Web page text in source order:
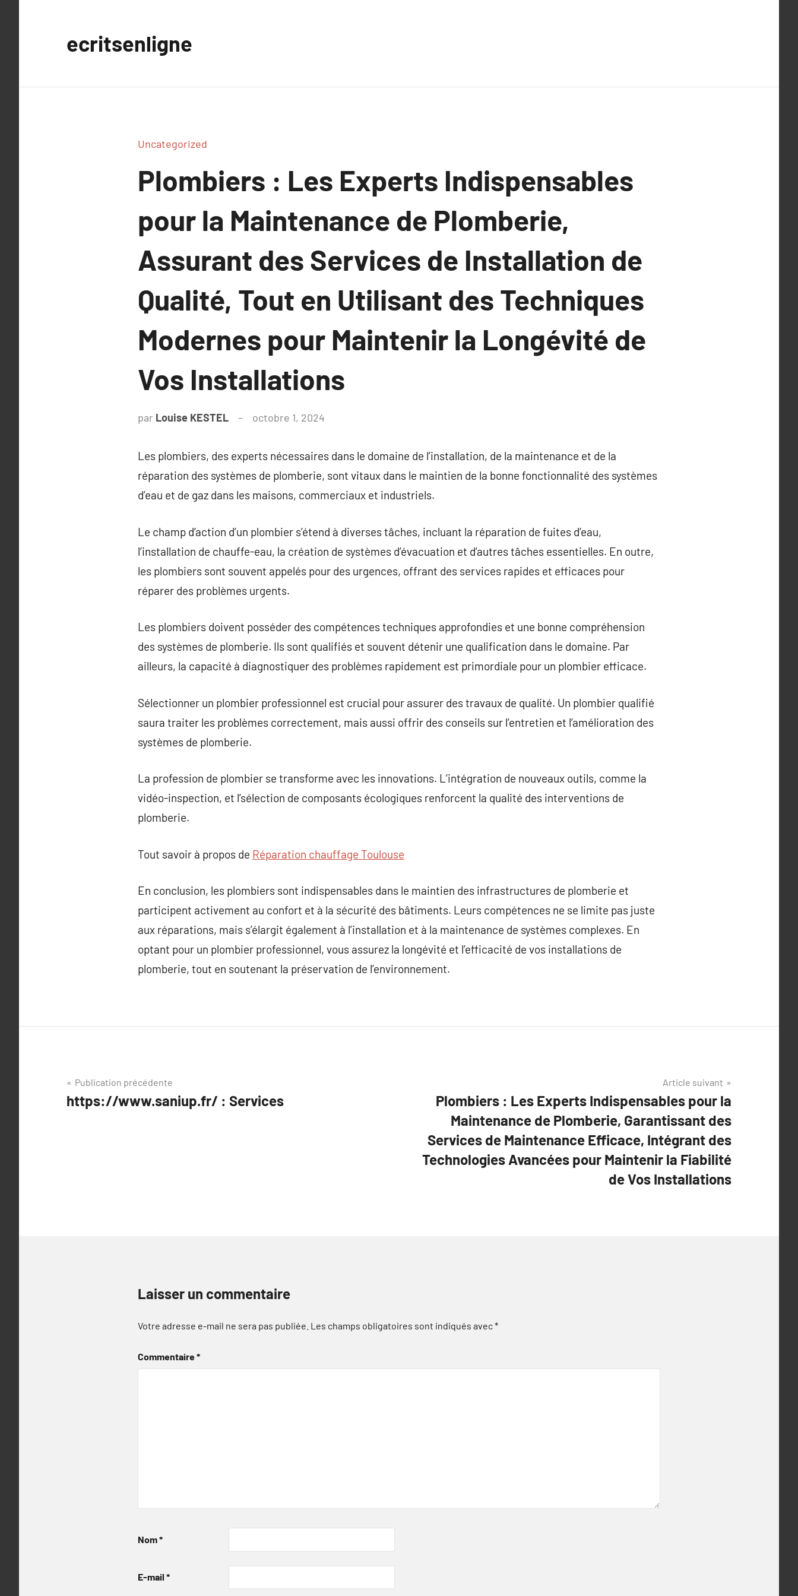
ecritsenligne
Uncategorized
Plombiers : Les Experts Indispensables
pour la Maintenance de Plomberie,
Assurant des Services de Installation de
Qualité, Tout en Utilisant des Techniques
Modernes pour Maintenir la Longévité de
Vos Installations
par Louise KESTEL octobre 1, 2024
Les plombiers, des experts nécessaires dans le domaine de l’installation, de la maintenance et de la
réparation des systèmes de plomberie, sont vitaux dans le maintien de la bonne fonctionnalité des systèmes
d’eau et de gaz dans les maisons, commerciaux et industriels.
Le champ d’action d’un plombier s’étend à diverses tâches, incluant la réparation de fuites d’eau,
l’installation de chauffe-eau, la création de systèmes d’évacuation et d’autres tâches essentielles. En outre,
les plombiers sont souvent appelés pour des urgences, offrant des services rapides et efficaces pour
réparer des problèmes urgents.
Les plombiers doivent posséder des compétences techniques approfondies et une bonne compréhension
des systèmes de plomberie. Ils sont qualifiés et souvent détenir une qualification dans le domaine. Par
ailleurs, la capacité à diagnostiquer des problèmes rapidement est primordiale pour un plombier efficace.
Sélectionner un plombier professionnel est crucial pour assurer des travaux de qualité. Un plombier qualifié
saura traiter les problèmes correctement, mais aussi offrir des conseils sur l’entretien et l’amélioration des
systèmes de plomberie.
La profession de plombier se transforme avec les innovations. L’intégration de nouveaux outils, comme la
vidéo-inspection, et l’sélection de composants écologiques renforcent la qualité des interventions de
plomberie.
Tout savoir à propos de Réparation chauffage Toulouse
En conclusion, les plombiers sont indispensables dans le maintien des infrastructures de plomberie et
participent activement au confort et à la sécurité des bâtiments. Leurs compétences ne se limite pas juste
aux réparations, mais s’élargit également à l’installation et à la maintenance de systèmes complexes. En
optant pour un plombier professionnel, vous assurez la longévité et l’efficacité de vos installations de
plomberie, tout en soutenant la préservation de l’environnement.
Navigation
de
Publication précédente
https://www.saniup.fr/ : Services
Article suivant
Plombiers : Les Experts Indispensables pour la
Maintenance de Plomberie, Garantissant des
Services de Maintenance Efficace, Intégrant des
Technologies Avancées pour Maintenir la Fiabilité
de Vos Installations
Laisser un commentaire
Votre adresse e-mail ne sera pas publiée. Les champs obligatoires sont indiqués avec*
Commentaire*
Nom*
E-mail *